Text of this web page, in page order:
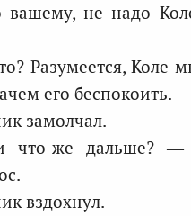
не надо
Разумеется, Коле
его беспокоить.
замолчал.
же дальше? —
вздохнул.